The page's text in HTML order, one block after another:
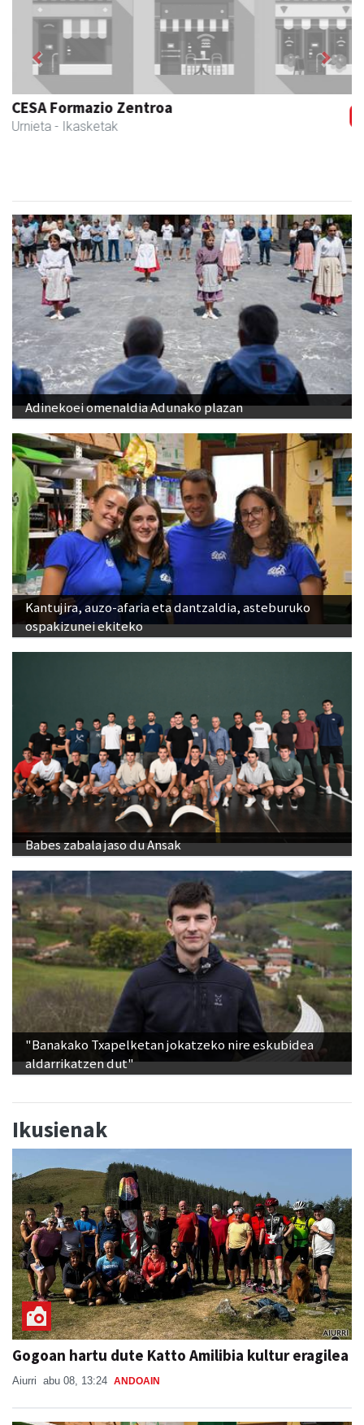
Guria
Urnieta - Jatetxeak
Previous Next
Adinekoei omenaldia Adunako plazan
Kantujira, auzo-afaria eta dantzaldia, asteburuko
ospakizunei ekiteko
Babes zabala jaso du Ansak
"Banakako Txapelketan jokatzeko nire eskubidea
aldarrikatzen dut"
Gogoan hartu dute Katto Amilibia kultur eragilea